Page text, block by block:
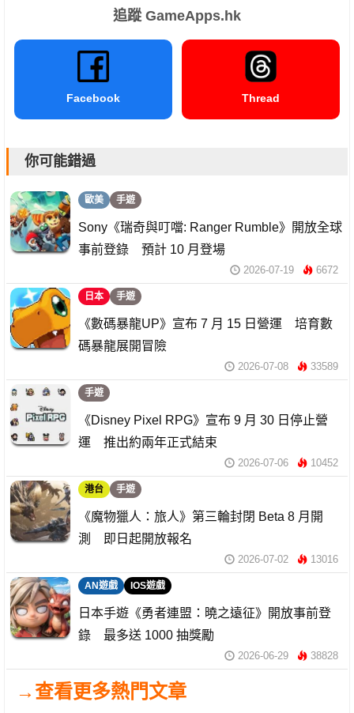
追蹤 GameApps.hk
Facebook Thread
你可能錯過
歐美 手遊
Sony《瑞奇與叮噹: Ranger Rumble》開放全球
事前登錄 預計 10 月登場
2026-07-19 6672
日本 手遊
《數碼暴龍UP》宣布 7 月 15 日營運 培育數
碼暴龍展開冒險
2026-07-08 33589
手遊
《Disney Pixel RPG》宣布 9 月 30 日停止營
運 推出約兩年正式結束
2026-07-06 10452
港台 手遊
《魔物獵人：旅人》第三輪封閉 Beta 8 月開
測 即日起開放報名
2026-07-02 13016
AN遊戲 IOS遊戲
日本手遊《勇者連盟：曉之遠征》開放事前登
錄 最多送 1000 抽獎勵
2026-06-29 38828
→查看更多熱門文章